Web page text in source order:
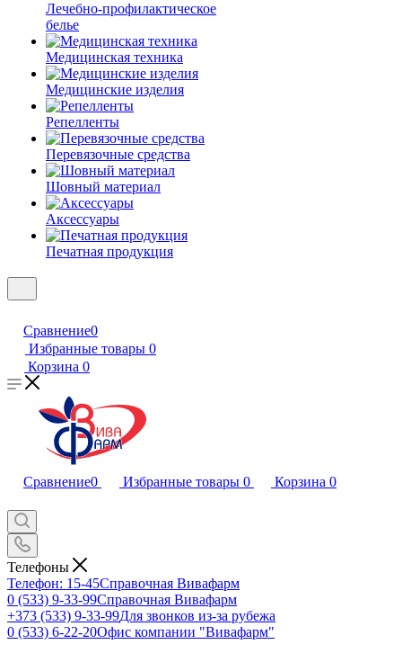
Лечебно-профилактическое
белье
Медицинская техника
Медицинские изделия
Репелленты
Перевязочные средства
Шовный материал
Аксессуары
Печатная продукция
Сравнение0
Избранные товары 0
Корзина 0
Сравнение0 Избранные товары 0 Корзина 0
Телефоны
Телефон: 15-45Справочная Вивафарм
0 (533) 9-33-99Справочная Вивафарм
+373 (533) 9-33-99Для звонков из-за рубежа
0 (533) 6-22-20Офис компании "Вивафарм"